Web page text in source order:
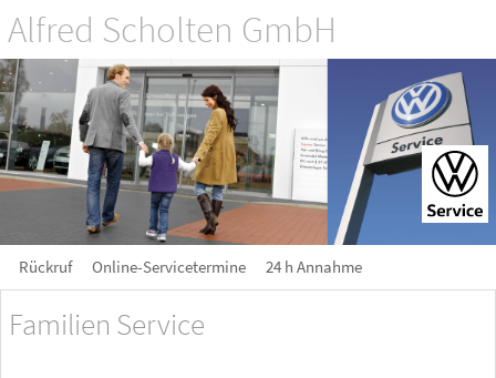
Alfred Scholten GmbH
Rückruf Online-Servicetermine 24 h Annahme
Familien Service